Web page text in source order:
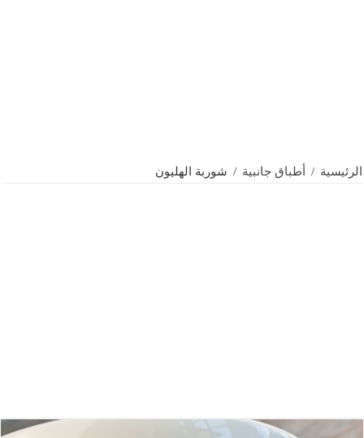
الرئيسية / أطباق جانبية / شوربة الهليون